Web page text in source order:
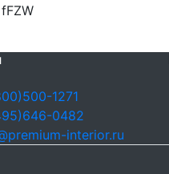
1271
0482
interior.ru